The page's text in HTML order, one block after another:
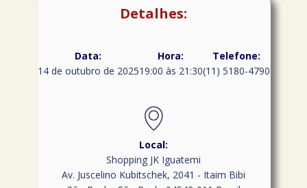
Detalhes:
Data:
14 de outubro de 2025
Hora:
19:00 às 21:30
Telefone:
(11) 5180-4790
Local:
Shopping JK Iguatemi
Av. Juscelino Kubitschek, 2041 - Itaim Bibi